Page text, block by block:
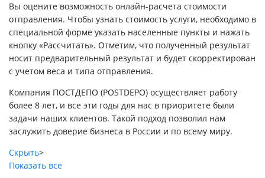
Вы оцените возможность онлайн-расчета стоимости
отправления. Чтобы узнать стоимость услуги, необходимо в
специальной форме указать населенные пункты и нажать
кнопку «Рассчитать». Отметим, что полученный результат
носит предварительный результат и будет скорректирован
с учетом веса и типа отправления.
Компания ПОСТДЕПО (POSTDEPO) осуществляет работу
более 8 лет, и все эти годы для нас в приоритете были
задачи наших клиентов. Такой подход позволил нам
заслужить доверие бизнеса в России и по всему миру.
Скрыть>
Показать все